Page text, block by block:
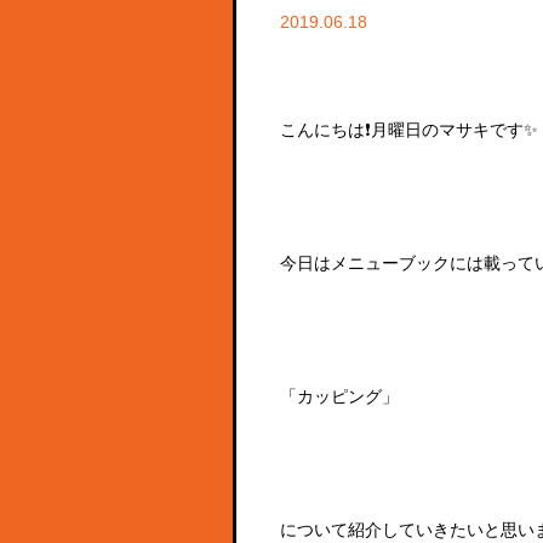
2019.06.18
こんにちは❗️月曜日のマサキです✨
今日はメニューブックには載って
「カッピング」
について紹介していきたいと思い